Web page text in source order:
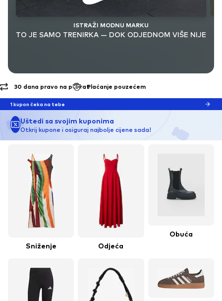
ISTRAŽI MODNU MARKU
TO JE SAMO TRENIRKA — DOK ODJEDNOM VIŠE NIJE
Besplatna dostava* i povrat
Plaćanje pouzećem
1 kupon čeka na tebe
Uštedi sa svojim kuponima
Otkrij kupone i osiguraj najbolje cijene sada!
Sniženje Odjeća
Obuća